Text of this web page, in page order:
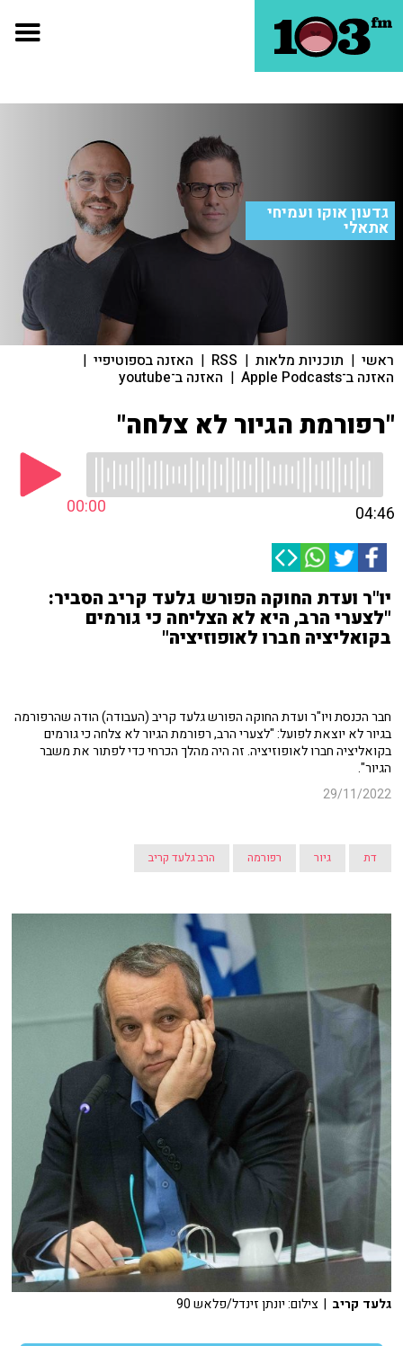
גדעון אוקו ועמיחי
אתאלי
ראשי | תוכניות מלאות |
RSS
| האזנה בספוטיפיי |
האזנה ב־Apple Podcasts | האזנה ב־youtube
"רפורמת הגיור לא צלחה"
00:00 04:46
יו"ר ועדת החוקה הפורש גלעד קריב הסביר:
"לצערי הרב, היא לא הצליחה כי גורמים
בקואליציה חברו לאופוזיציה"
חבר הכנסת ויו"ר ועדת החוקה הפורש גלעד קריב (העבודה) הודה שהרפורמה
בגיור לא יוצאת לפועל: "לצערי הרב, רפורמת הגיור לא צלחה כי גורמים
בקואליציה חברו לאופוזיציה. זה היה מהלך הכרחי כדי לפתור את משבר
הגיור".
29/11/2022
דת גיור רפורמה הרב גלעד קריב
גלעד קריב | צילום: יונתן זינדל/פלאש 90